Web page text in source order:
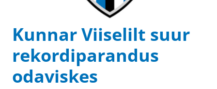
Kunnar Viiselilt suur
rekordiparandus
odaviskes